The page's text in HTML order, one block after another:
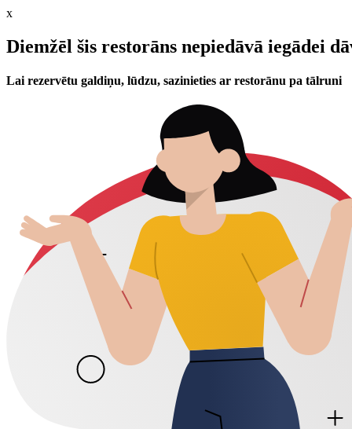
x
Diemžēl šis restorāns nepiedāvā iegādei
Lai rezervētu galdiņu, lūdzu, sazinieties ar restorānu pa tālruni